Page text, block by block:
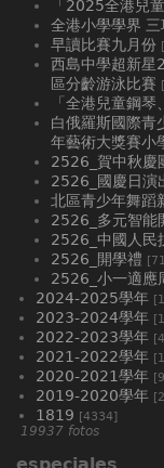
「2025全港兒
全港小學學界
早讀比賽九月份
西島中學超新星
區分齡游泳比賽
「全港兒童鋼琴
白俄羅斯國際青
年藝術大獎賽小
2526_賀中秋慶
2526_國慶日演
北區青少年舞蹈
2526_多元智能
2526_中國人民
2526_開學禮
2526_小一適應
2024-2025學年
2023-2024學年
2022-2023學年
2021-2022學年
2020-2021學年
2019-2020學年
1819 [4334]
19937 fotos
especiales